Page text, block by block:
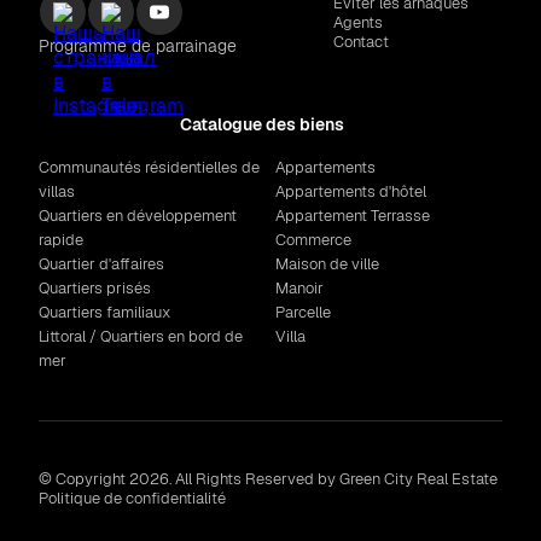
Programme de parrainage
Agents
Contact
Catalogue des biens
Communautés résidentielles de
villas
Quartiers en développement
rapide
Quartier d'affaires
Quartiers prisés
Quartiers familiaux
Littoral / Quartiers en bord de
mer
Appartements
Appartements d'hôtel
Appartement Terrasse
Commerce
Maison de ville
Manoir
Parcelle
Villa
© Copyright 2026. All Rights Reserved by Green City Real Estate
Politique de confidentialité